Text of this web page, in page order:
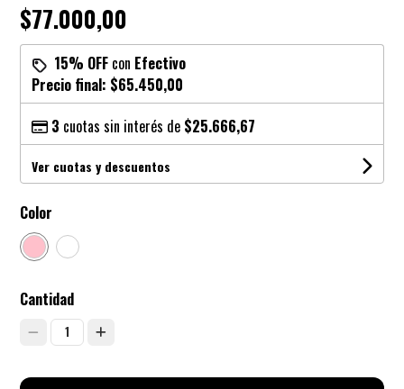
$77.000,00
15% OFF con Efectivo
Precio final: $65.450,00
3 cuotas sin interés de $25.666,67
Ver cuotas y descuentos
Color
Cantidad
1